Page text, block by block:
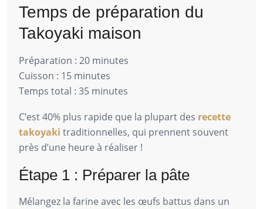
Temps de préparation du
Takoyaki maison
Préparation : 20 minutes
Cuisson : 15 minutes
Temps total : 35 minutes
C’est 40% plus rapide que la plupart des recette
takoyaki traditionnelles, qui prennent souvent
près d’une heure à réaliser !
Étape 1 : Préparer la pâte
Mélangez la farine avec les œufs battus dans un